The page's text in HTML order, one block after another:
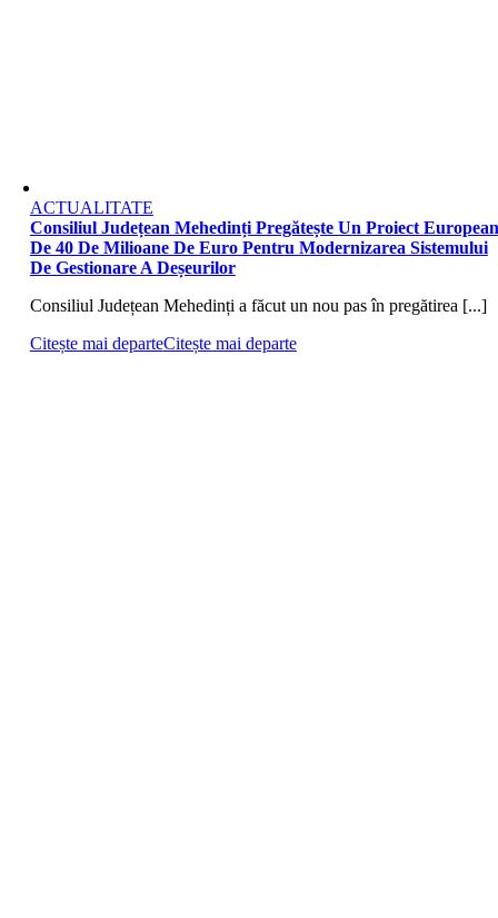
ACTUALITATE
Consiliul Județean Mehedinți Pregătește Un Proiect European
De 40 De Milioane De Euro Pentru Modernizarea Sistemului
De Gestionare A Deșeurilor
Consiliul Județean Mehedinți a făcut un nou pas în pregătirea [...]
Citește mai departeCitește mai departe